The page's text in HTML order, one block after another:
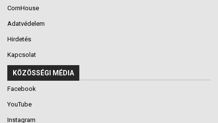
CornHouse
Adatvédelem
Hirdetés
Kapcsolat
KÖZÖSSÉGI MÉDIA
Facebook
YouTube
Instagram